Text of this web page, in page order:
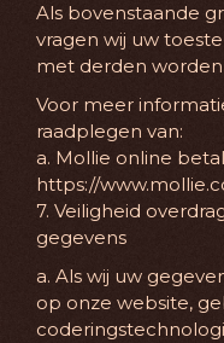
Als bovenstaande
vragen wij uw
met derden
Voor meer
raadplegen van:
a. Mollie online
https://
7. Veiligheid
gegevens
a. Als wij uw
op onze website,